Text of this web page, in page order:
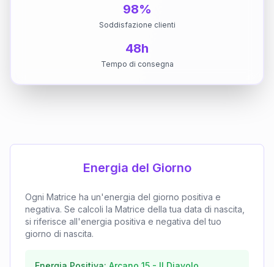
98%
Soddisfazione clienti
48h
Tempo di consegna
Energia del Giorno
Ogni Matrice ha un'energia del giorno positiva e
negativa. Se calcoli la Matrice della tua data di nascita,
si riferisce all'energia positiva e negativa del tuo
giorno di nascita.